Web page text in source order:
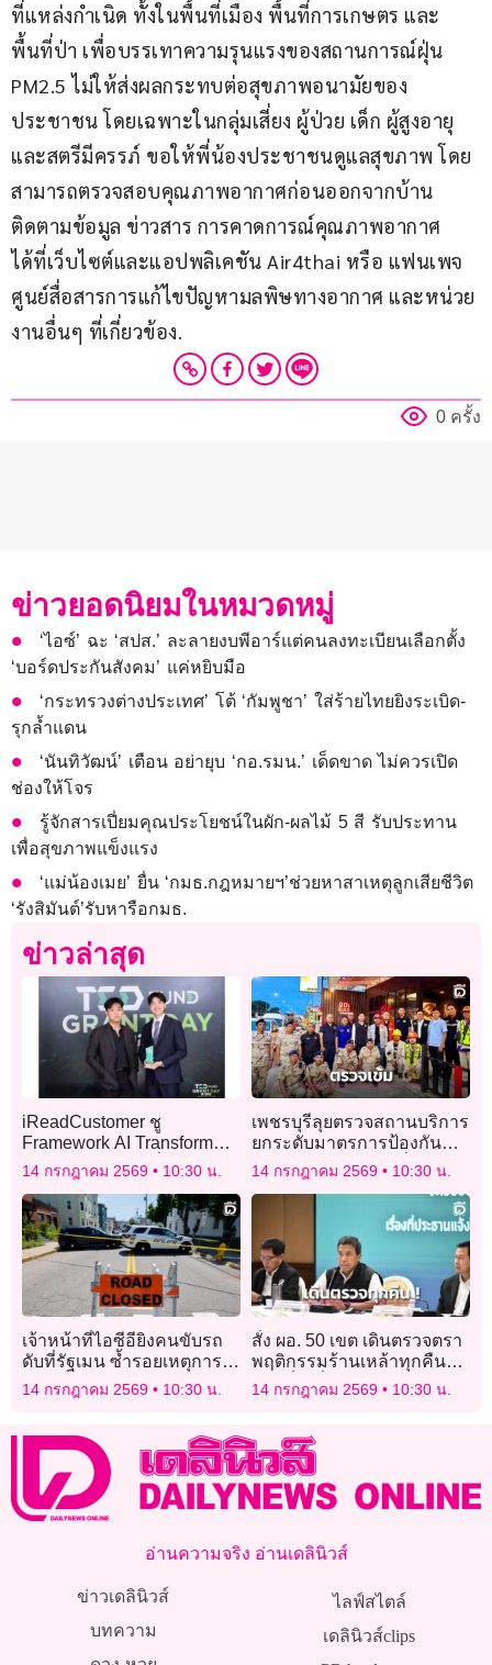
ที่แหล่งกำเนิด ทั้งในพื้นที่เมือง พื้นที่การเกษตร และ
พื้นที่ป่า เพื่อบรรเทาความรุนแรงของสถานการณ์ฝุ่น
PM2.5 ไม่ให้ส่งผลกระทบต่อสุขภาพอนามัยของ
ประชาชน โดยเฉพาะในกลุ่มเสี่ยง ผู้ป่วย เด็ก ผู้สูงอายุ
และสตรีมีครรภ์ ขอให้พี่น้องประชาชนดูแลสุขภาพ โดย
สามารถตรวจสอบคุณภาพอากาศก่อนออกจากบ้าน
ติดตามข้อมูล ข่าวสาร การคาดการณ์คุณภาพอากาศ
ได้ที่เว็บไซต์และแอปพลิเคชัน Air4thai หรือ แฟนเพจ
ศูนย์สื่อสารการแก้ไขปัญหามลพิษทางอากาศ และหน่วย
งานอื่นๆ ที่เกี่ยวข้อง.
0 ครั้ง
ข่าวยอดนิยมในหมวดหมู่
‘ไอซ์’ ฉะ ‘สปส.’ ละลายงบพีอาร์แต่คนลงทะเบียนเลือกตั้ง
‘บอร์ดประกันสังคม’ แค่หยิบมือ
‘กระทรวงต่างประเทศ’ โต้ ‘กัมพูชา’ ใส่ร้ายไทยยิงระเบิด-
รุกล้ำแดน
‘นันทิวัฒน์’ เตือน อย่ายุบ​ ‘กอ.รมน.’ เด็ดขาด​ ไม่ควรเปิด
ช่องให้โจร
รู้จักสารเปี่ยมคุณประโยชน์ในผัก-ผลไม้ 5 สี รับประทาน
เพื่อสุขภาพแข็งแรง
‘แม่น้องเมย’ ยื่น ‘กมธ.กฎหมายฯ’ช่วยหาสาเหตุลูกเสียชีวิต
‘รังสิมันต์’รับหารือกมธ.
ข่าวล่าสุด
iReadCustomer ชู
Framework AI Transform
ช่วย SME-OEM เริ่มใช้ AI ให้
เห็นผลจริง
14 กรกฎาคม 2569 10:30 น.
เพชรบุรีลุยตรวจสถานบริการ
ยกระดับมาตรการป้องกัน
อัคคีภัย สร้างความมั่น
ใจปชช.
14 กรกฎาคม 2569 10:30 น.
เจ้าหน้าที่ไอซีอียิงคนขับรถ
ดับที่รัฐเมน ซ้ำรอยเหตุการณ์
เดียวกันในเทกซัส
14 กรกฎาคม 2569 10:30 น.
สั่ง ผอ. 50 เขต เดินตรวจตรา
พฤติกรรมร้านเหล้าทุกคืน
พบเสี่ยงสั่งปิดทันที
14 กรกฎาคม 2569 10:30 น.
อ่านความจริง อ่านเดลินิวส์
ข่าวเดลินิวส์
บทความ
ไลฟ์สไตล์
เดลินิวส์clips